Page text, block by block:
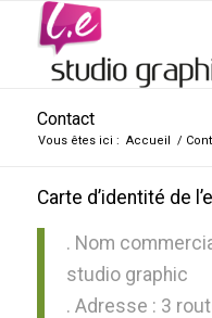
Contact
Vous êtes ici : Accueil /
Carte d’identité de
. Nom
studio graphic
. Adresse : 3